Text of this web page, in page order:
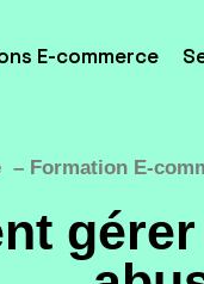
E-commerce
Formation E-